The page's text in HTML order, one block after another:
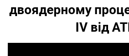
двоядерному
IV від